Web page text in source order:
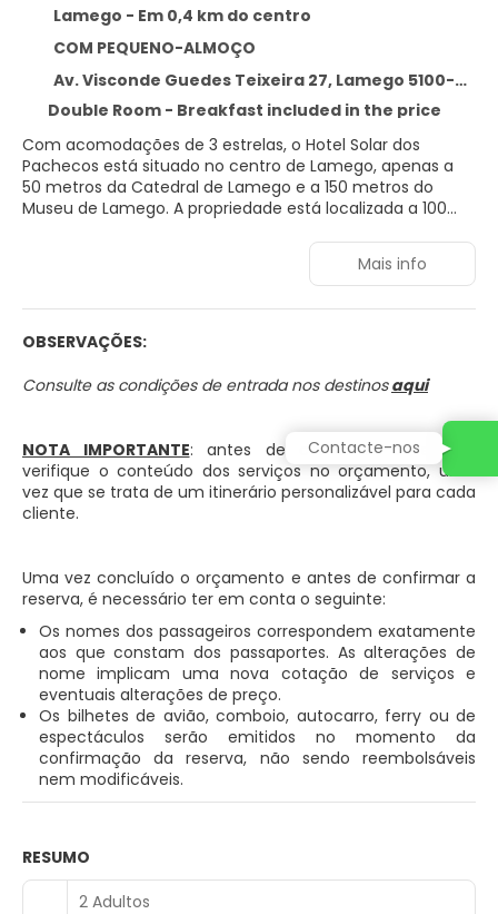
Lamego - Em 0,4 km do centro
COM PEQUENO-ALMOÇO
Av. Visconde Guedes Teixeira 27, Lamego 5100-073
Double Room - Breakfast included in the price
Com acomodações de 3 estrelas, o Hotel Solar dos
Pachecos está situado no centro de Lamego, apenas a
50 metros da Catedral de Lamego e a 150 metros do
Museu de Lamego. A propriedade está localizada a 100
equipados com uma secretária, uma televisão e uma
casa de banho privativa. Todos os quartos incluem ar
condicionado e algumas unidades do Hotel Solar dos
Pachecos possuem um terraço. Os hóspedes podem
desfrutar de um pequeno-almoço diário, na área de
refeições do hotel. Existe uma grande variedade de
restaurantes, cafés e confeitarias na área circundante,
Pachecos fica a 5 minutos de carro do Castelo de
Lamego. O Aeroporto do Porto situa-se a 74 km.
Mais info
OBSERVAÇÕES:
Consulte as condições de entrada nos destinos aqui
NOTA IMPORTANTE: antes de confirmar a reserva,
verifique o conteúdo dos serviços no orçamento, uma
vez que se trata de um itinerário personalizável para cada
cliente.
Uma vez concluído o orçamento e antes de confirmar a
reserva, é necessário ter em conta o seguinte:
Os nomes dos passageiros correspondem exatamente
aos que constam dos passaportes. As alterações de
nome implicam uma nova cotação de serviços e
eventuais alterações de preço.
Os bilhetes de avião, comboio, autocarro, ferry ou de
espectáculos serão emitidos no momento da
confirmação da reserva, não sendo reembolsáveis
nem modificáveis.
RESUMO
2 Adultos
Contacte-nos